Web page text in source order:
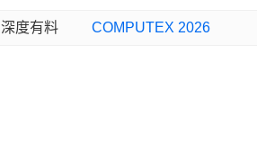
深度有料 COMPUTEX 2026